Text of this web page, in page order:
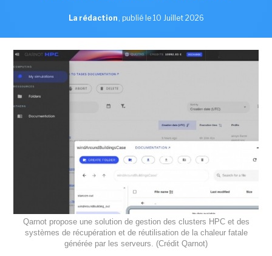
La rédaction , publié le 10 Juillet 2026
Qarnot propose une solution de gestion des clusters HPC et des
systèmes de récupération et de réutilisation de la chaleur fatale
générée par les serveurs. (Crédit Qarnot)